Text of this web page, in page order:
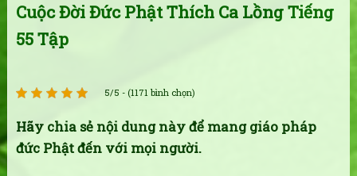
Cuộc Đời Đức Phật Thích Ca Lồng Tiếng
55 Tập
5/5 - (1171 bình chọn)
Hãy chia sẻ nội dung này để mang giáo pháp
đức Phật đến với mọi người.